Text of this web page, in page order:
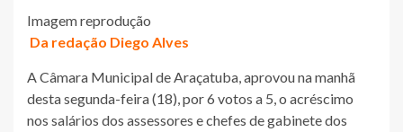
Imagem reprodução
Da redação Diego Alves
A Câmara Municipal de Araçatuba, aprovou na manhã
desta segunda-feira (18), por 6 votos a 5, o acréscimo
nos salários dos assessores e chefes de gabinete dos